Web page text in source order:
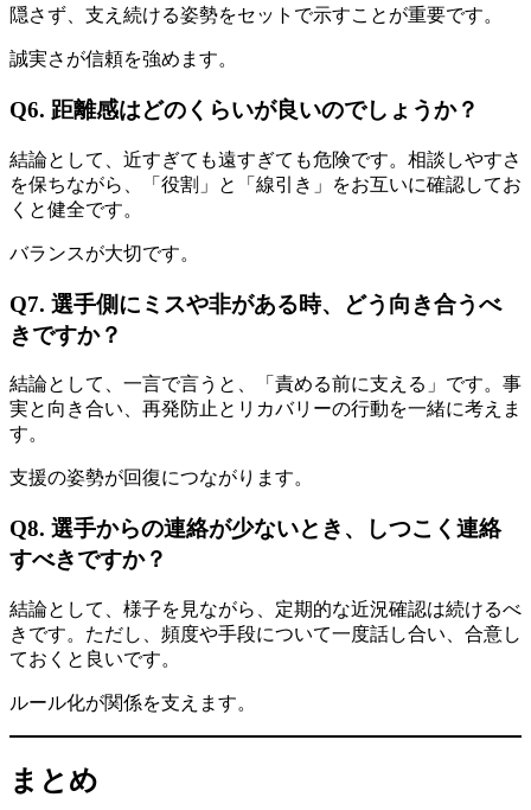
隠さず、支え続ける姿勢をセットで示すことが重要です。
誠実さが信頼を強めます。
Q6. 距離感はどのくらいが良いのでしょうか？
結論として、近すぎても遠すぎても危険です。相談しやすさ
を保ちながら、「役割」と「線引き」をお互いに確認してお
くと健全です。
バランスが大切です。
Q7. 選手側にミスや非がある時、どう向き合うべ
きですか？
結論として、一言で言うと、「責める前に支える」です。事
実と向き合い、再発防止とリカバリーの行動を一緒に考えま
す。
支援の姿勢が回復につながります。
Q8. 選手からの連絡が少ないとき、しつこく連絡
すべきですか？
結論として、様子を見ながら、定期的な近況確認は続けるべ
きです。ただし、頻度や手段について一度話し合い、合意し
ておくと良いです。
ルール化が関係を支えます。
まとめ